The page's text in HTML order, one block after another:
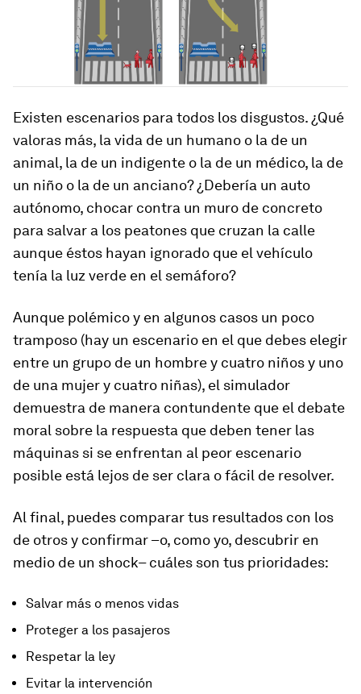
Existen escenarios para todos los disgustos. ¿Qué
valoras más, la vida de un humano o la de un
animal, la de un indigente o la de un médico, la de
un niño o la de un anciano? ¿Debería un auto
autónomo, chocar contra un muro de concreto
para salvar a los peatones que cruzan la calle
aunque éstos hayan ignorado que el vehículo
tenía la luz verde en el semáforo?
Aunque polémico y en algunos casos un poco
tramposo (hay un escenario en el que debes elegir
entre un grupo de un hombre y cuatro niños y uno
de una mujer y cuatro niñas), el simulador
demuestra de manera contundente que el debate
moral sobre la respuesta que deben tener las
máquinas si se enfrentan al peor escenario
posible está lejos de ser clara o fácil de resolver.
Al final, puedes comparar tus resultados con los
de otros y confirmar –o, como yo, descubrir en
medio de un shock– cuáles son tus prioridades:
Salvar más o menos vidas
Proteger a los pasajeros
Respetar la ley
Evitar la intervención